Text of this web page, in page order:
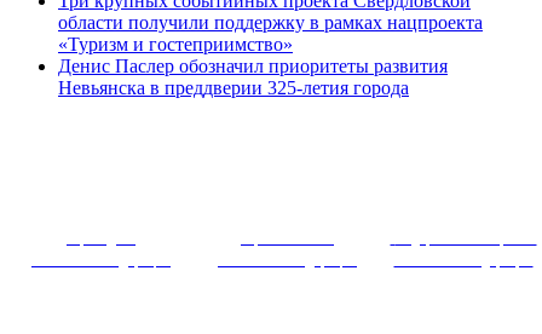
области получили поддержку в рамках нацпроекта
«Туризм и гостеприимство»
Денис Паслер обозначил приоритеты развития
Невьянска в преддверии 325-летия города